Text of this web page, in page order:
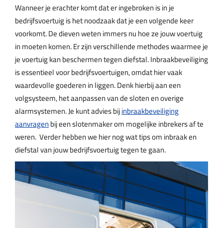
Wanneer je erachter komt dat er ingebroken is in je
bedrijfsvoertuig is het noodzaak dat je een volgende keer
voorkomt. De dieven weten immers nu hoe ze jouw voertuig
in moeten komen. Er zijn verschillende methodes waarmee je
je voertuig kan beschermen tegen diefstal. Inbraakbeveiliging
is essentieel voor bedrijfsvoertuigen, omdat hier vaak
waardevolle goederen in liggen. Denk hierbij aan een
volgsysteem, het aanpassen van de sloten en overige
alarmsystemen. Je kunt advies bijinbraakbeveiliging
aanvragenbij een slotenmaker om mogelijke inbrekers af te
weren. Verder hebben we hier nog wat tips om inbraak en
diefstal van jouw bedrijfsvoertuig tegen te gaan.